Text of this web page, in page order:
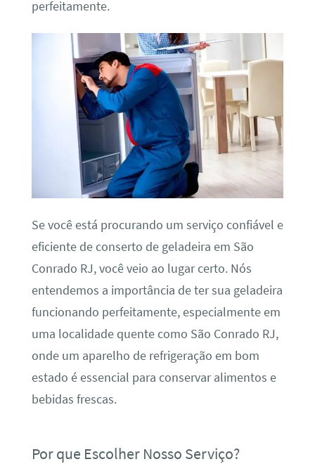
perfeitamente.
Se você está procurando um serviço confiável e
eficiente de conserto de geladeira em São
Conrado RJ, você veio ao lugar certo. Nós
entendemos a importância de ter sua geladeira
funcionando perfeitamente, especialmente em
uma localidade quente como São Conrado RJ,
onde um aparelho de refrigeração em bom
estado é essencial para conservar alimentos e
bebidas frescas.
Por que Escolher Nosso Serviço?